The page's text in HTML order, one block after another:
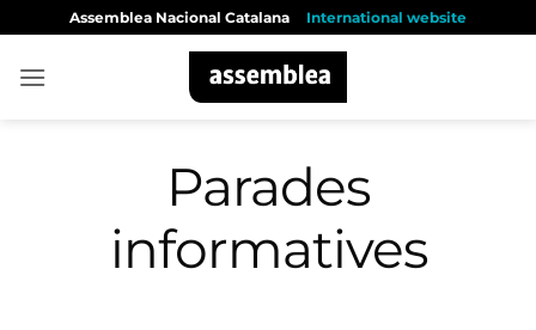
content
Assemblea Nacional Catalana International website
Parades
informatives